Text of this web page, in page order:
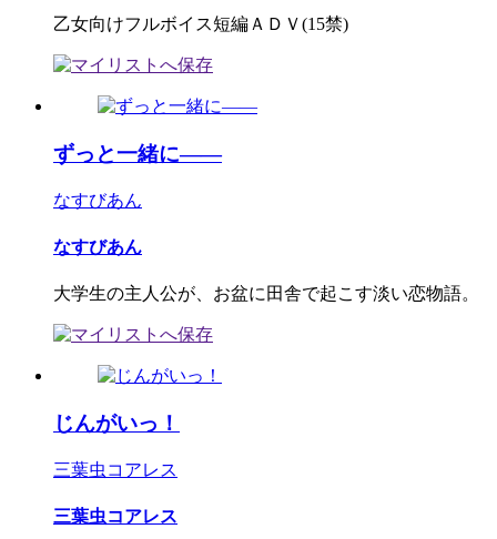
乙女向けフルボイス短編ＡＤＶ(15禁)
ずっと一緒に――
なすびあん
なすびあん
大学生の主人公が、お盆に田舎で起こす淡い恋物語。
じんがいっ！
三葉虫コアレス
三葉虫コアレス